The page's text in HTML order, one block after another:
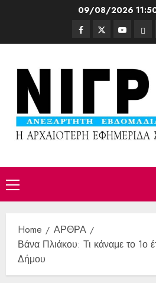
09/08/2026
Home
ΑΡΘΡΑ
Βάνα Πλιάκου: Τι κάναμε το 1ο
Δήμου